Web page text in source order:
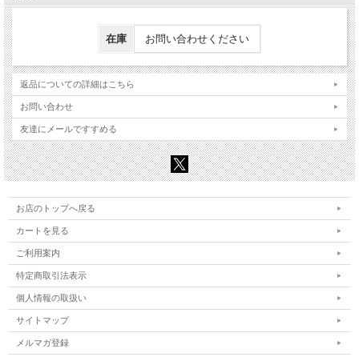
在庫 お問い合わせください
返品についての詳細はこちら
お問い合わせ
友達にメールですすめる
お店のトップへ戻る
カートを見る
ご利用案内
特定商取引法表示
個人情報の取扱い
サイトマップ
メルマガ登録